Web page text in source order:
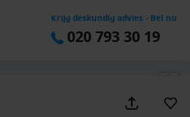
Krijg deskundig advies - Bel nu
020 793 30 19